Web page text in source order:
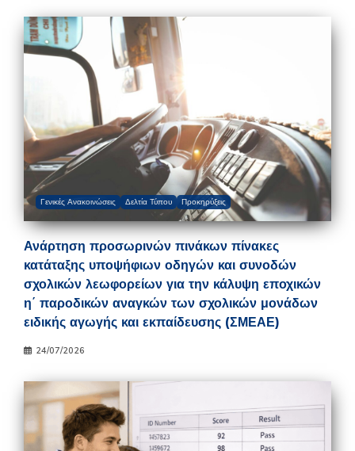
Γενικές Ανακοινώσεις Δελτία Τύπου Προκηρύξεις
Ανάρτηση προσωρινών πινάκων πίνακες
κατάταξης υποψήφιων οδηγών και συνοδών
σχολικών λεωφορείων για την κάλυψη εποχικών
η΄ παροδικών αναγκών των σχολικών μονάδων
ειδικής αγωγής και εκπαίδευσης (ΣΜΕΑΕ)
24/07/2026